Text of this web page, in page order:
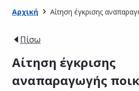
Αρχική Αίτηση έγκρισης
Πίσω
Αίτηση έγκρισης
αναπαραγωγής